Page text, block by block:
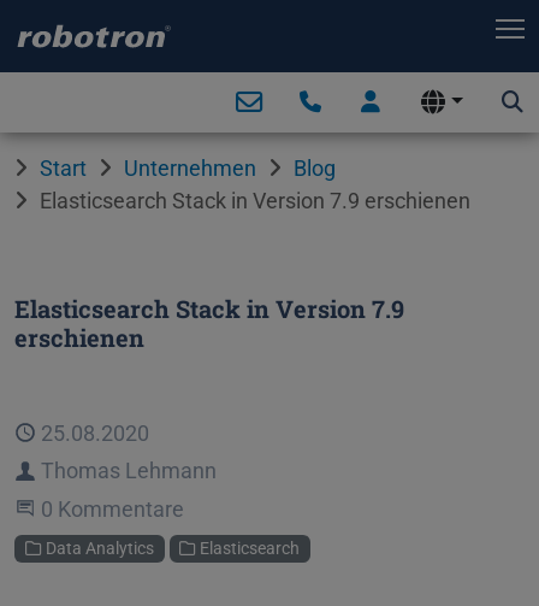
Start Unternehmen
Blog
Elasticsearch Stack in Version 7.9 erschienen
Elasticsearch Stack in Version 7.9
erschienen
Veröffentlicht
25.08.2020
Autor
Thomas Lehmann
Beginne eine Unterhaltung
0 Kommentare
Kategorien
Data Analytics Elasticsearch